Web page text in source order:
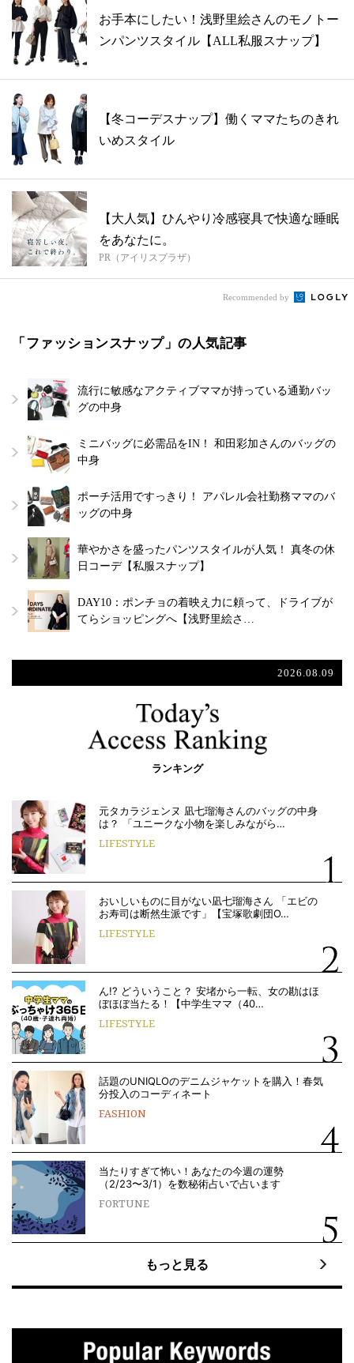
お手本にしたい！浅野里絵さんのモノトー
ンパンツスタイル【ALL私服スナップ】
【冬コーデスナップ】働くママたちのきれ
いめスタイル
【大人気】ひんやり冷感寝具で快適な睡眠
をあなたに。
PR（アイリスプラザ）
Recommended by
「ファッションスナップ」の人気記事
流行に敏感なアクティブママが持っている通勤バッ
グの中身
ミニバッグに必需品をIN！ 和田彩加さんのバッグの
中身
ポーチ活用ですっきり！ アパレル会社勤務ママのバ
ッグの中身
華やかさを盛ったパンツスタイルが人気！ 真冬の休
日コーデ【私服スナップ】
DAY10：ポンチョの着映え力に頼って、ドライブが
てらショッピングへ【浅野里絵さ…
2026.08.09
ランキング
元タカラジェンヌ 凪七瑠海さんのバッグの中身
は？ 「ユニークな小物を楽しみながら…
LIFESTYLE
おいしいものに目がない凪七瑠海さん 「エビの
お寿司は断然生派です」【宝塚歌劇団O…
LIFESTYLE
ん!? どういうこと？ 安堵から一転、女の勘はほ
ぼほぼ当たる！【中学生ママ（40…
LIFESTYLE
話題のUNIQLOのデニムジャケットを購入！春気
分投入のコーディネート
FASHION
当たりすぎて怖い！あなたの今週の運勢
（2/23〜3/1）を数秘術占いで占います
FORTUNE
もっと見る